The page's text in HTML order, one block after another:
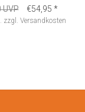
UVP €54,95 *
zzgl. Versandkosten